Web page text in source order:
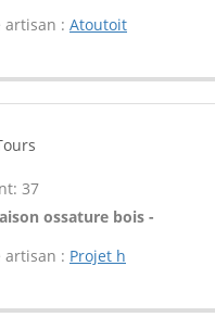
artisan : Atoutoit
37
ossature bois -
artisan : Projet h